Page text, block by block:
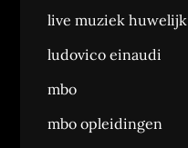
live muziek huwelijk
ludovico einaudi
mbo
mbo opleidingen